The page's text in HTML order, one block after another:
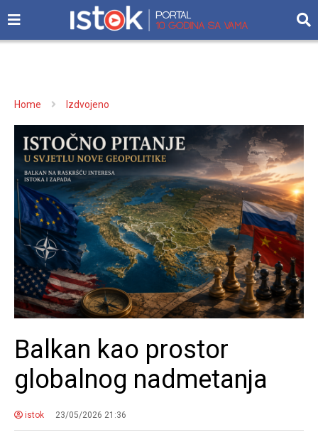
Home Izdvojeno
Balkan kao prostor
globalnog nadmetanja
istok 23/05/2026 21:36